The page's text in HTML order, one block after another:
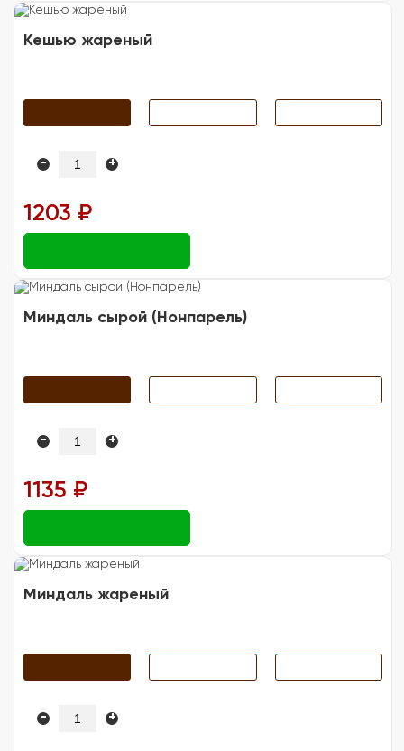
Кешью жареный
- +
1203 ₽
Миндаль сырой (Нонпарель)
- +
1135 ₽
Миндаль жареный
- +